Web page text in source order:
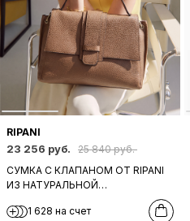
RIPANI
23 256 руб.
25 840 руб.
СУМКА С КЛАПАНОМ ОТ RIPANI
ИЗ НАТУРАЛЬНОЙ
ОРЕХОВО-БЕЖЕВОГО ОТТЕНКА
1 628 на счет